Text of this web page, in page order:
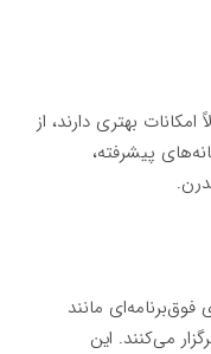
بهتری دارند، از
پیشرفته،
فوق‌برنامه‌ای مانند
می‌کنند. این